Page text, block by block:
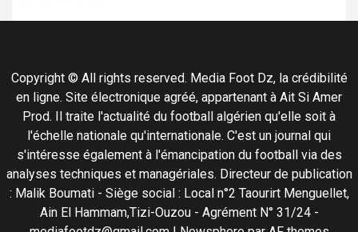
Copyright © All rights reserved. Media Foot Dz, la crédibilité
en ligne. Site électronique agréé, appartenant à Ait Si Amer
Prod. Il traite l'actualité du football algérien qu'elle soit à
l'échelle nationale qu'internationale. C'est un journal qui
s'intéresse également à l'émancipation du football via des
analyses techniques et managériales. Directeur de publication
: Malik Boumati - Siège social : Local n°2 Taourirt Menguellet,
Ain El Hammam,Tizi-Ouzou - Agrément N° 31/24 -